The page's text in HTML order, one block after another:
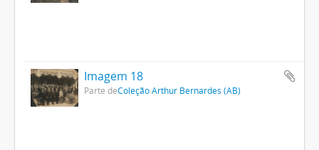
Imagem 18
Parte deColeção Arthur Bernardes (AB)